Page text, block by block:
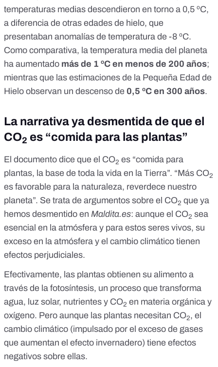
temperaturas medias descendieron en torno a 0,5 ºC,
a diferencia de otras edades de hielo, que
presentaban anomalías de temperatura de -8 ºC.
Como comparativa, la temperatura media del planeta
ha aumentado más de 1 ºC en menos de 200 años;
mientras que las estimaciones de la Pequeña Edad de
Hielo observan un descenso de 0,5 ºC en 300 años.
La narrativa ya desmentida de que el
CO2 es “comida para las plantas”
El documento dice que el CO2 es “comida para
plantas, la base de toda la vida en la Tierra”. “Más CO2
es favorable para la naturaleza, reverdece nuestro
planeta”. Se trata de argumentos sobre el CO2 que ya
hemos desmentido en Maldita.es: aunque el CO2 sea
esencial en la atmósfera y para estos seres vivos, su
exceso en la atmósfera y el cambio climático tienen
efectos perjudiciales.
Efectivamente, las plantas obtienen su alimento a
través de la fotosíntesis, un proceso que transforma
agua, luz solar, nutrientes y CO2 en materia orgánica y
oxígeno. Pero aunque las plantas necesitan CO2, el
cambio climático (impulsado por el exceso de gases
que aumentan el efecto invernadero) tiene efectos
negativos sobre ellas.